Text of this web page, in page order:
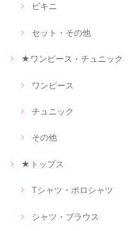
ビキニ
セット・その他
★ワンピース・チュニック
ワンピース
チュニック
その他
★トップス
Tシャツ・ポロシャツ
シャツ・ブラウス